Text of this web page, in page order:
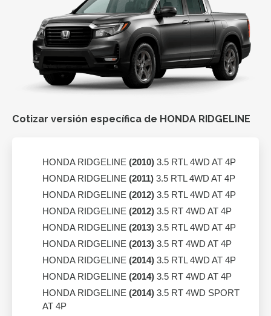
Cotizar versión específica de HONDA RIDGELINE
HONDA RIDGELINE (2010) 3.5 RTL 4WD AT 4P
HONDA RIDGELINE (2011) 3.5 RTL 4WD AT 4P
HONDA RIDGELINE (2012) 3.5 RTL 4WD AT 4P
HONDA RIDGELINE (2012) 3.5 RT 4WD AT 4P
HONDA RIDGELINE (2013) 3.5 RTL 4WD AT 4P
HONDA RIDGELINE (2013) 3.5 RT 4WD AT 4P
HONDA RIDGELINE (2014) 3.5 RTL 4WD AT 4P
HONDA RIDGELINE (2014) 3.5 RT 4WD AT 4P
HONDA RIDGELINE (2014) 3.5 RT 4WD SPORT
AT 4P